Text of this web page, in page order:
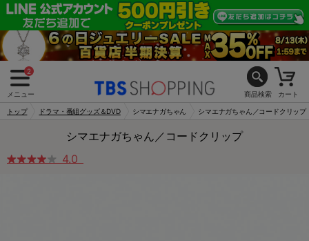
2
メニュー 商品検索 カート
トップ ドラマ・番組グッズ＆DVD シマエナガちゃん シマエナガちゃん／コードクリップ
シマエナガちゃん／コードクリップ
4.0